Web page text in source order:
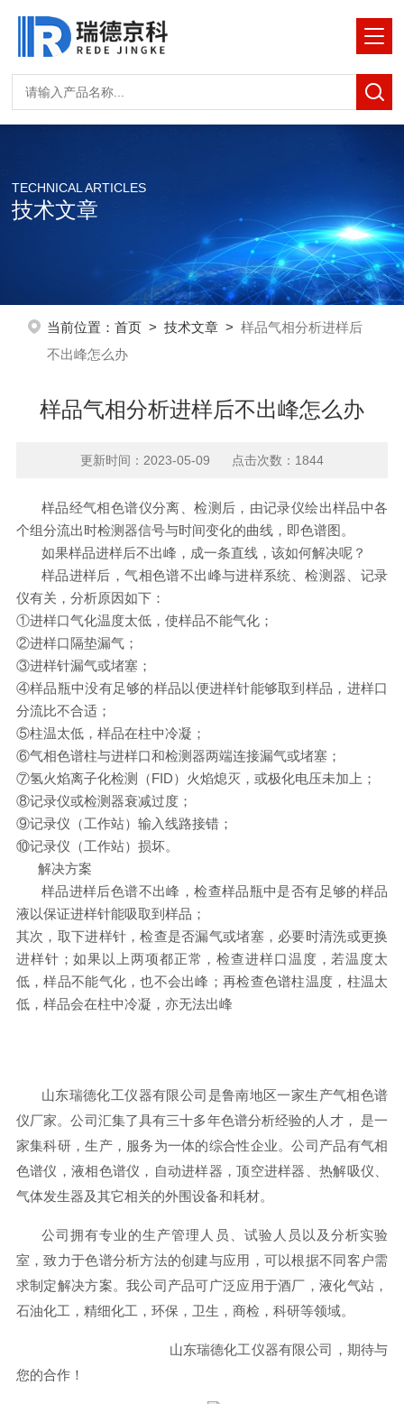
TECHNICAL ARTICLES
技术文章
当前位置： 首页> 技术文章> 样品气相分析进样后
不出峰怎么办
样品气相分析进样后不出峰怎么办
更新时间：2023-05-09 点击次数：1844
样品经气相色谱仪分离、检测后，由记录仪绘出样品中各
个组分流出时检测器信号与时间变化的曲线，即色谱图。
如果样品进样后不出峰，成一条直线，该如何解决呢？
样品进样后，气相色谱不出峰与进样系统、检测器、记录
仪有关，分析原因如下：
①进样口气化温度太低，使样品不能气化；
②进样口隔垫漏气；
③进样针漏气或堵塞；
④样品瓶中没有足够的样品以便进样针能够取到样品，进样口
分流比不合适；
⑤柱温太低，样品在柱中冷凝；
⑥气相色谱柱与进样口和检测器两端连接漏气或堵塞；
⑦氢火焰离子化检测
（FID）火焰熄灭，或极化电压未加上；
⑧记录仪或检测器衰减过度；
⑨记录仪 （工作站）输入线路接错；
⑩记录仪 （工作站）损坏。
解决方案
样品进样后色谱不出峰，检查样品瓶中是否有足够的样品
液以保证进样针能吸取到样品；
其次，取下进样针，检查是否漏气或堵塞，必要时清洗或更换
进样针；如果以上两项都正常，检查进样口温度，若温度太
低，样品不能气化，也不会出峰；再检查色谱柱温度，柱温太
低，样品会在柱中冷凝，亦无法出峰
山东瑞德化工仪器有限公司是鲁南地区一家生产气相色谱
仪厂家。公司汇集了具有三十多年色谱分析经验的人才， 是一
家集科研，生产，服务为一体的综合性企业。公司产品有气相
色谱仪，液相色谱仪，自动进样器，顶空进样器、热解吸仪、
气体发生器及其它相关的外围设备和耗材。
公司拥有专业的生产管理人员、试验人员以及分析实验
室，致力于色谱分析方法的创建与应用，可以根据不同客户需
求制定解决方案。我公司产品可广泛应用于酒厂，液化气站，
石油化工，精细化工，环保，卫生，商检，科研等领域。
山东瑞德化工仪器有限公司，期待与
您的合作！